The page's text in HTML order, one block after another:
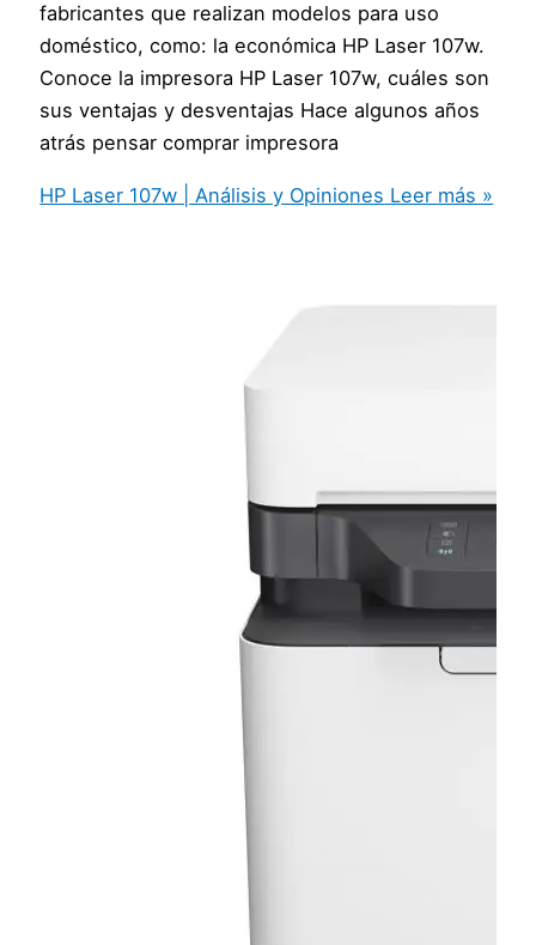
fabricantes que realizan modelos para uso
doméstico, como: la económica HP Laser 107w.
Conoce la impresora HP Laser 107w, cuáles son
sus ventajas y desventajas Hace algunos años
atrás pensar comprar impresora
HP Laser 107w | Análisis y Opiniones Leer más »